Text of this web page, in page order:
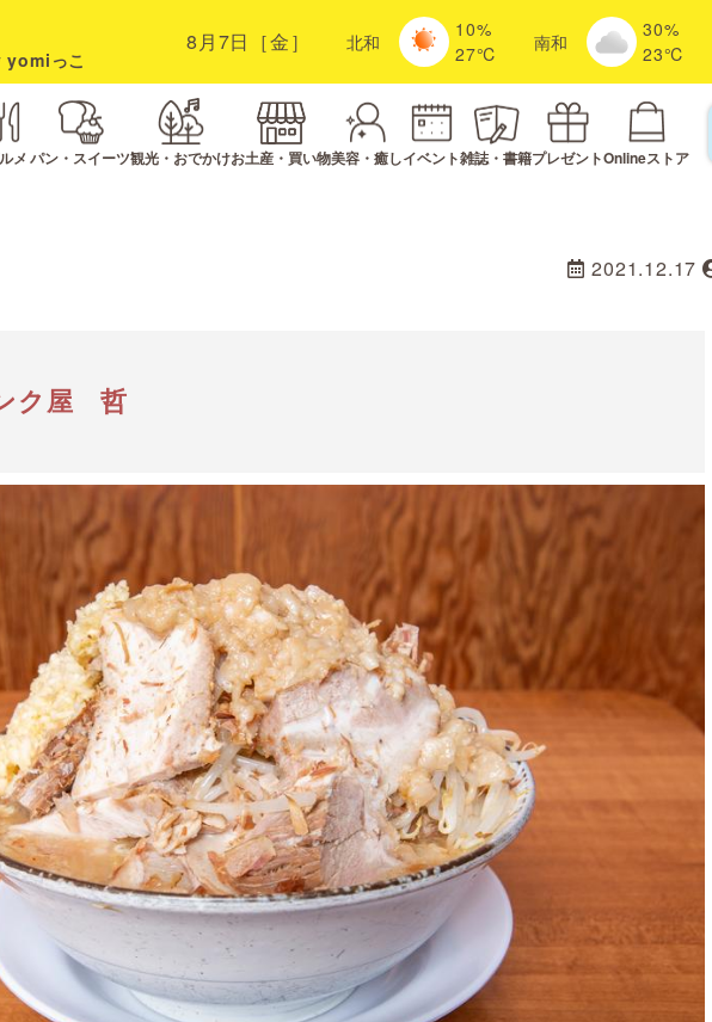
yomiっこ
8月7日［金］ 北和
10%
27℃
南和
30%
23℃
メ パン・スイーツ観光・おでかけお土産・買い物美容・癒しイベント雑誌・書籍プレゼントOnlineストア
2021.12.17
ク屋 哲